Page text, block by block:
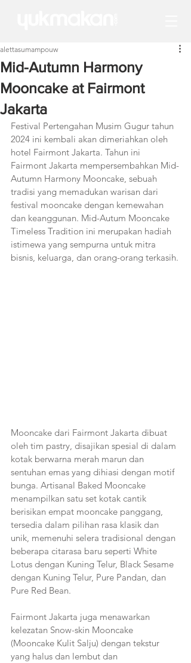
Mid-Autumn Harmony
Mooncake at Fairmont
Jakarta
alettasumampouw
Festival Pertengahan Musim Gugur tahun
2024 ini kembali akan dimeriahkan oleh
hotel Fairmont Jakarta. Tahun ini
Fairmont Jakarta mempersembahkan Mid-
Autumn Harmony Mooncake, sebuah
tradisi yang memadukan warisan dari
festival mooncake dengan kemewahan
dan keanggunan. Mid-Autum Mooncake
Timeless Tradition ini merupakan hadiah
istimewa yang sempurna untuk mitra
bisnis, keluarga, dan orang-orang terkasih.
Mooncake dari Fairmont Jakarta dibuat
oleh tim pastry, disajikan spesial di dalam
kotak berwarna merah marun dan
sentuhan emas yang dihiasi dengan motif
bunga. Artisanal Baked Mooncake
menampilkan satu set kotak cantik
berisikan empat mooncake panggang,
tersedia dalam pilihan rasa klasik dan
unik, memenuhi selera tradisional dengan
beberapa citarasa baru seperti White
Lotus dengan Kuning Telur, Black Sesame
dengan Kuning Telur, Pure Pandan, dan
Pure Red Bean.
Fairmont Jakarta juga menawarkan
kelezatan Snow-skin Mooncake
(Mooncake Kulit Salju) dengan tekstur
yang halus dan lembut dan